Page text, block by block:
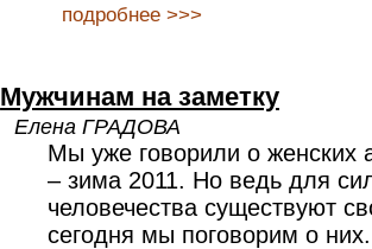
подробнее >>>
Мужчинам на заметку
Елена ГРАДОВА
Мы уже говорили о женских
– зима 2011. Но ведь для
человечества существуют
сегодня мы поговорим о них.